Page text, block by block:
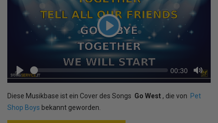
Play
Play
Seek Current
time
00:30
Mute
Diese Musikbase ist ein Cover des Songs Go West , die von Pet
Shop Boys bekannt geworden.